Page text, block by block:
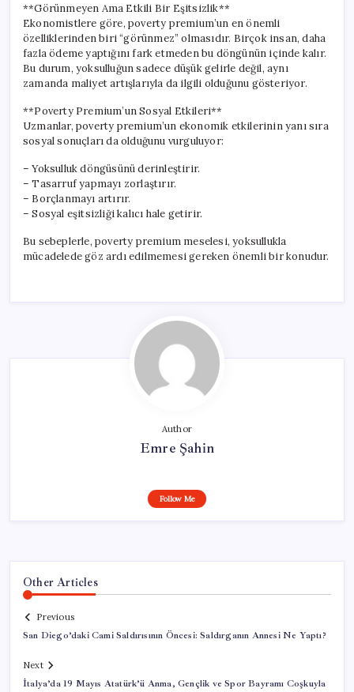
**Görünmeyen Ama Etkili Bir Eşitsizlik**
Ekonomistlere göre, poverty premium’un en önemli
özelliklerinden biri “görünmez” olmasıdır. Birçok insan, daha
fazla ödeme yaptığını fark etmeden bu döngünün içinde kalır.
Bu durum, yoksulluğun sadece düşük gelirle değil, aynı
zamanda maliyet artışlarıyla da ilgili olduğunu gösteriyor.
**Poverty Premium’un Sosyal Etkileri**
Uzmanlar, poverty premium’un ekonomik etkilerinin yanı sıra
sosyal sonuçları da olduğunu vurguluyor:
– Yoksulluk döngüsünü derinleştirir.
– Tasarruf yapmayı zorlaştırır.
– Borçlanmayı artırır.
– Sosyal eşitsizliği kalıcı hale getirir.
Bu sebeplerle, poverty premium meselesi, yoksullukla
mücadelede göz ardı edilmemesi gereken önemli bir konudur.
Author
Emre Şahin
Follow Me
Other Articles
Previous
San Diego’daki Cami Saldırısının Öncesi: Saldırganın Annesi Ne Yaptı?
Next
İtalya’da 19 Mayıs Atatürk’ü Anma, Gençlik ve Spor Bayramı Coşkuyla